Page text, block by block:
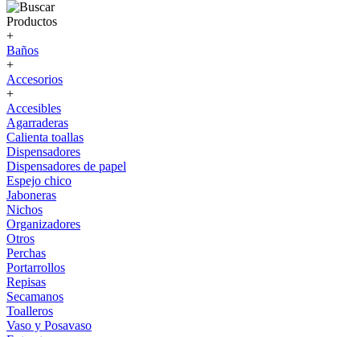
Productos
+
Baños
+
Accesorios
+
Accesibles
Agarraderas
Calienta toallas
Dispensadores
Dispensadores de papel
Espejo chico
Jaboneras
Nichos
Organizadores
Otros
Perchas
Portarrollos
Repisas
Secamanos
Toalleros
Vaso y Posavaso